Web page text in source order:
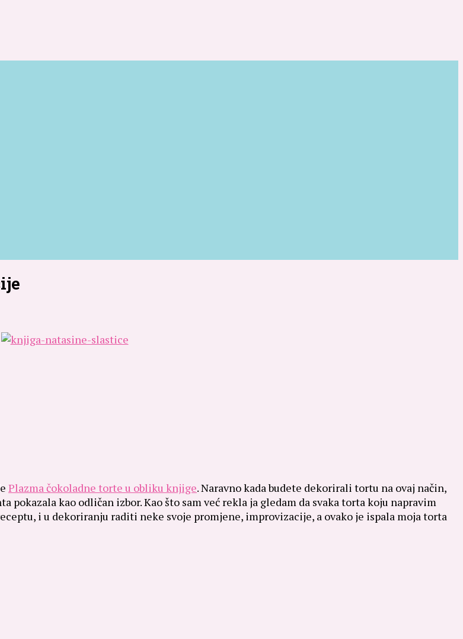
Plazma čokoladne torte u obliku knjige. Naravno kada budete dekorirali tortu na ovaj način,
kao odličan izbor. Kao što sam već rekla ja gledam da svaka torta koju napravim
i u dekoriranju raditi neke svoje promjene, improvizacije, a ovako je ispala moja torta